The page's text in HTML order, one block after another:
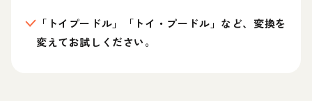
「トイプードル」「トイ・プードル」など、変換を
変えてお試しください。